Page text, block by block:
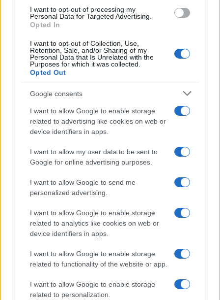
consent section.
I want to opt-out of processing my
Personal Data for Targeted Advertising.
Opted In
I want to opt-out of Collection, Use,
Retention, Sale, and/or Sharing of my
Personal Data that Is Unrelated with the
Purposes for which it was collected.
Opted Out
Google consents
I want to allow Google to enable storage
related to advertising like cookies on web or
device identifiers in apps.
I want to allow my user data to be sent to
Google for online advertising purposes.
I want to allow Google to send me
personalized advertising.
I want to allow Google to enable storage
related to analytics like cookies on web or
device identifiers in apps.
I want to allow Google to enable storage
related to functionality of the website or app.
I want to allow Google to enable storage
related to personalization.
Dizionario dei Sogni – G
Dizionario dei Sogni – I
Dizionario dei Sogni – J
Dizionario dei Sogni – L
Dizionario dei Sogni – M
Dizionario dei Sogni – N
Dizionario dei Sogni – O
Dizionario dei Sogni – P
Dizionario dei Sogni – R
Dizionario dei Sogni – T
Dizionario dei Sogni – U
Dizionario dei Sogni – V
Dizionario dei Sogni – Z
alla Z